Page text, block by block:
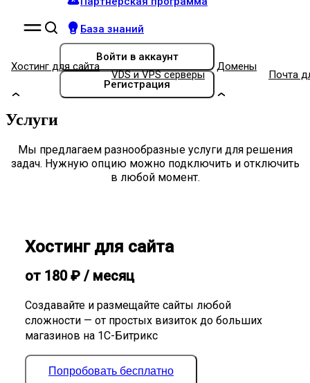
База знаний
Войти в аккаунт
Регистрация
Хостинг для сайта
VDS и VPS серверы
Домены
Почта
Услуги
Мы предлагаем разнообразные услуги для решения
задач. Нужную опцию можно подключить и отключить
в любой момент.
Хостинг для сайта
от 180₽ / месяц
Создавайте и размещайте сайты любой
сложности — от простых визиток до больших
магазинов на 1С-Битрикс
Попробовать бесплатно